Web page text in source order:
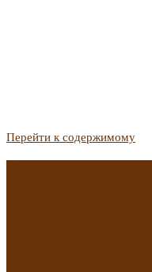
Перейти к содержимому